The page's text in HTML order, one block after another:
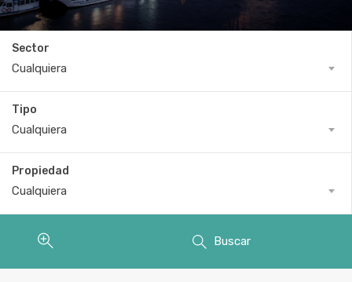
Sector
Cualquiera
Tipo
Cualquiera
Propiedad
Cualquiera
Buscar